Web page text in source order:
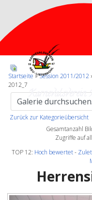
Startseite»Session 2011/2012
2012_7
Zurück zur Kategorieübersicht
Gesamtanzahl
Zugriffe auf
TOP 12: Hoch bewertet-